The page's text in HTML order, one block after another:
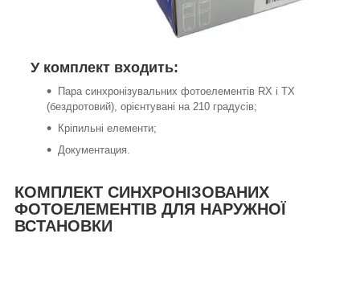
КОМПЛЕКТ СИНХРОНІЗОВАНИХ
ФОТОЕЛЕМЕНТІВ ДЛЯ НАРУЖНОЇ
ВСТАНОВКИ
У комплект входить:
Пара синхронізувальних фотоелементів RX і TX
(бездротовий), орієнтувані на 210 градусів;
Кріпильні елементи;
Документация.